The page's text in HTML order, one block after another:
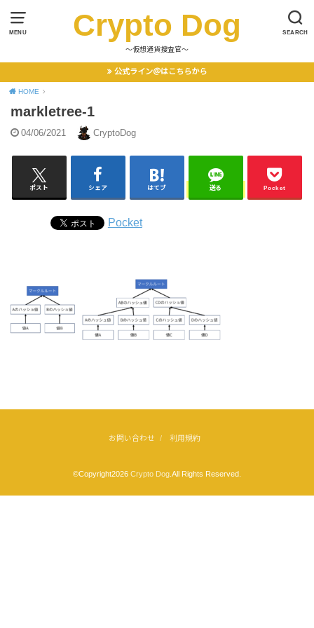
MENU SEARCH
Crypto Dog
〜仮想通貨捜査官〜
公式ライン＠はこちらから
HOME
markletree-1
04/06/2021 CryptoDog
ポスト シェア はてブ 送る Pocket
Pocket
お問い合わせ 利用規約
©Copyright2026 Crypto Dog.All Rights Reserved.